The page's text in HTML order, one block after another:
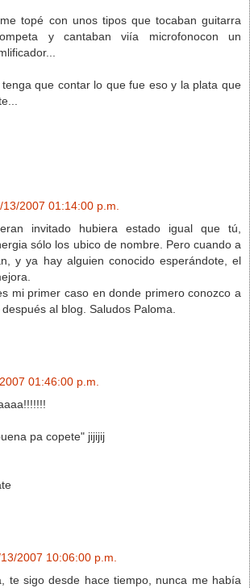
topé con unos tipos que tocaban guitarra
y cantaban viía microfonocon un
que contar lo que fue eso y la plata que
13/2007 01:14:00 p.m.
invitado hubiera estado igual que tú,
sólo los ubico de nombre. Pero cuando a
y ya hay alguien conocido esperándote, el
mi primer caso en donde primero conozco a
al blog. Saludos Paloma.
01:46:00 p.m.
pa copete" jijijij
2007 10:06:00 p.m.
te sigo desde hace tiempo, nunca me había